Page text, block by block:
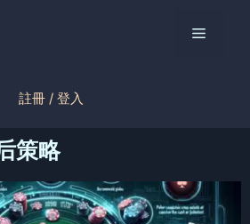
菜
註冊 / 登入
策略